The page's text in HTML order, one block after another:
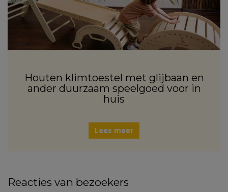
Houten klimtoestel met glijbaan en
ander duurzaam speelgoed voor in
huis
Lees meer
Reacties van bezoekers